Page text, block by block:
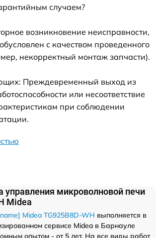
случаем?
возникновение неисправности,
с качеством проведенного
некорректный монтаж запчасти).
Преждевременный выход из
или несоответствие
при соблюдении
управления микроволновой печи
Midea
Midea TG925B8D-WH выполняется в
сервисе Midea в Барнауле
опытом - от 5 лет. На все виды работ